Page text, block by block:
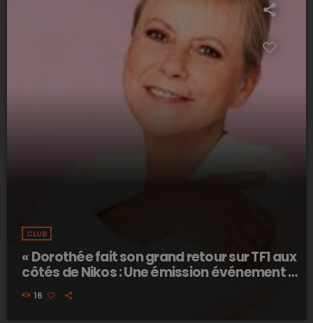
CLUB
« Dorothée fait son grand retour sur TF1 aux
côtés de Nikos : Une émission événement à
ne pas manquer ! »
16